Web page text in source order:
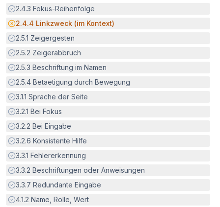
Erfüllt:
2.4.3 Fokus-Reihenfolge
Potenzielle Barriere:
2.4.4 Linkzweck (im Kontext)
Erfüllt:
2.5.1 Zeigergesten
Erfüllt:
2.5.2 Zeigerabbruch
Erfüllt:
2.5.3 Beschriftung im Namen
Erfüllt:
2.5.4 Betaetigung durch Bewegung
Erfüllt:
3.1.1 Sprache der Seite
Erfüllt:
3.2.1 Bei Fokus
Erfüllt:
3.2.2 Bei Eingabe
Erfüllt:
3.2.6 Konsistente Hilfe
Erfüllt:
3.3.1 Fehlererkennung
Erfüllt:
3.3.2 Beschriftungen oder Anweisungen
Erfüllt:
3.3.7 Redundante Eingabe
Erfüllt:
4.1.2 Name, Rolle, Wert